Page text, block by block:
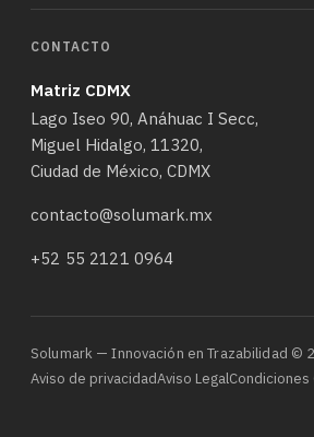
CONTACTO
Matriz CDMX
Lago Iseo 90, Anáhuac I Secc,
Miguel Hidalgo, 11320,
Ciudad de México, CDMX
contacto@solumark.mx
+52 55 2121 0964
Solumark — Innovación en Trazabilidad ©
Aviso de privacidadAviso Legal